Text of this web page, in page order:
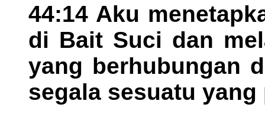
44:14 Aku
di Bait Suci dan
yang berhubungan
segala sesuatu